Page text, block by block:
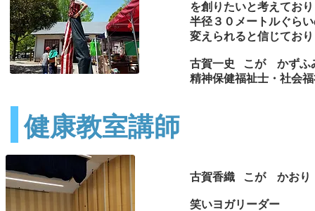
を創りたいと考えてお
半径３０メートルぐら
変えられると信じてお
古賀一史 こが かずふ
精神保健福祉士・社会
​健康教室講師
​古賀香織 こが かおり
笑いヨガリーダー